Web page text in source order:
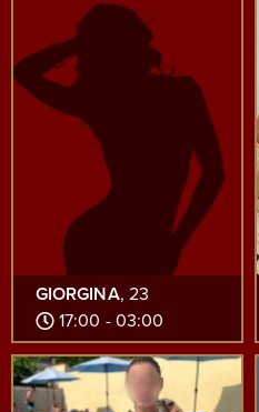
GIORGINA, 23
17:00 - 03:00